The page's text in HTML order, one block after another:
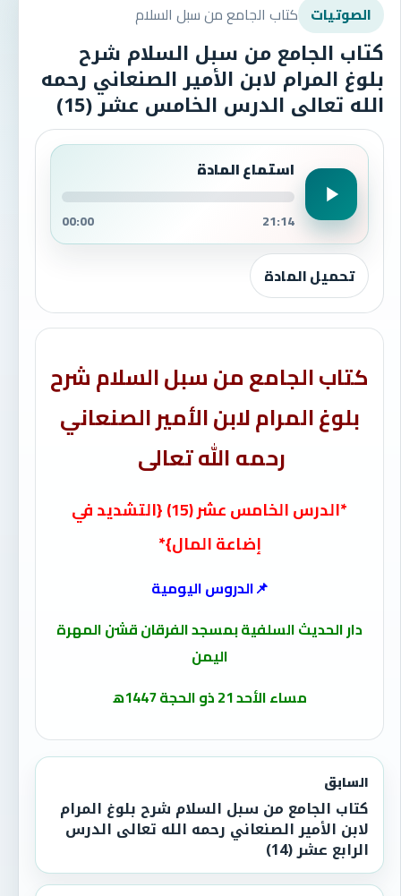
الصوتيات كتاب الجامع من سبل السلام
كتاب الجامع من سبل السلام شرح
بلوغ المرام لابن الأمير الصنعاني رحمه
الله تعالى الدرس الخامس عشر (15)
استماع المادة
00:00 21:14
تحميل المادة
كتاب الجامع من سبل السلام شرح
بلوغ المرام لابن الأمير الصنعاني
رحمه الله تعالى
*الدرس الخامس عشر (15) {التشديد في
إضاعة المال}*
📌الدروس اليومية
دار الحديث السلفية بمسجد الفرقان قشن المهرة
اليمن
مساء الأحد 21 ذو الحجة 1447ه‍
السابق
كتاب الجامع من سبل السلام شرح بلوغ المرام
لابن الأمير الصنعاني رحمه الله تعالى الدرس
الرابع عشر (14)